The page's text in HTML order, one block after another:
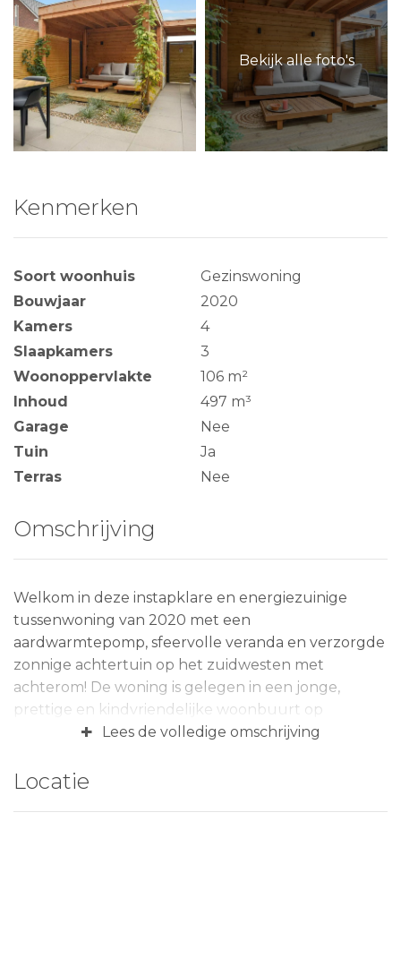
Bekijk alle foto's
Kenmerken
Soort woonhuis
Gezinswoning
Bouwjaar
2020
Kamers
4
Slaapkamers
3
Woonoppervlakte
106 m²
Inhoud
497 m³
Garage
Nee
Tuin
Ja
Terras
Nee
Omschrijving
Welkom in deze instapklare en energiezuinige
tussenwoning van 2020 met een
aardwarmtepomp, sfeervolle veranda en verzorgde
zonnige achtertuin op het zuidwesten met
achterom! De woning is gelegen in een jonge,
prettige en kindvriendelijke woonbuurt op
loopafstand van het kleinschalige winkelcentrum
Tevens bevindt zich op steenworp afstand het
+ Lees de volledige omschrijving
Locatie